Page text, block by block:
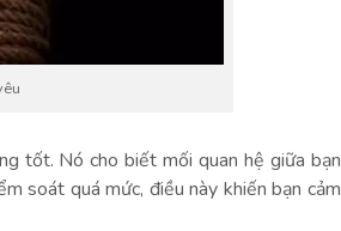
tốt. Nó cho biết mối quan hệ giữa bạn
soát quá mức, điều này khiến bạn cảm